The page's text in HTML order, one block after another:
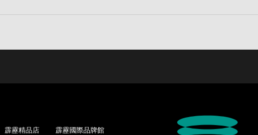
霹靂精品店 霹靂國際品牌館